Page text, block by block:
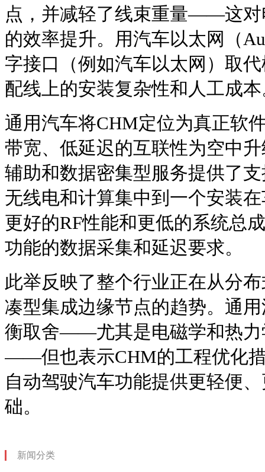
点，并减轻了线束重量——这对
的效率提升。用汽车以太网（
字接口（例如汽车以太网）取
配线上的安装复杂性和人工成
通用汽车将CHM定位为真正软
带宽、低延迟的互联性为空中
辅助和数据密集型服务提供了
无线电和计算集中到一个安装
更好的RF性能和更低的系统总
功能的数据采集和延迟要求。
此举反映了整个行业正在从分
凑型集成边缘节点的趋势。通
衡取舍——尤其是电磁学和热力
——但也表示CHM的工程优化
自动驾驶汽车功能提供更轻便
础。
新闻分类